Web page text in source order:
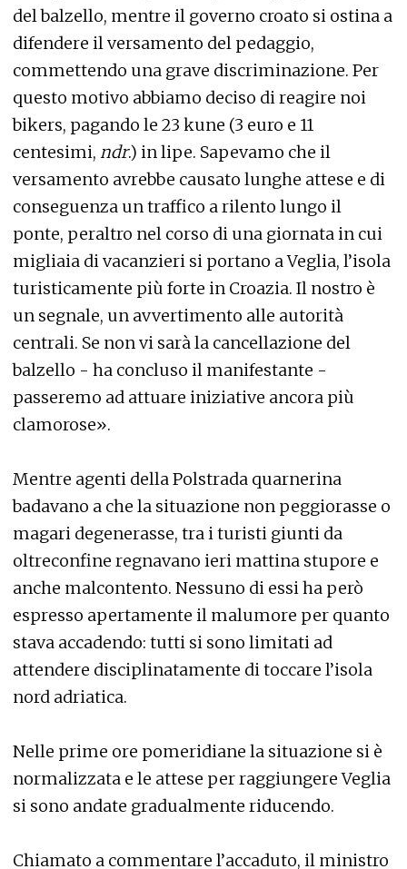
del balzello, mentre il governo croato si ostina a
difendere il versamento del pedaggio,
commettendo una grave discriminazione. Per
questo motivo abbiamo deciso di reagire noi
bikers, pagando le 23 kune (3 euro e 11
centesimi, ndr.) in lipe. Sapevamo che il
versamento avrebbe causato lunghe attese e di
conseguenza un traffico a rilento lungo il
ponte, peraltro nel corso di una giornata in cui
migliaia di vacanzieri si portano a Veglia, l’isola
turisticamente più forte in Croazia. Il nostro è
un segnale, un avvertimento alle autorità
centrali. Se non vi sarà la cancellazione del
balzello - ha concluso il manifestante -
passeremo ad attuare iniziative ancora più
clamorose».
Mentre agenti della Polstrada quarnerina
badavano a che la situazione non peggiorasse o
magari degenerasse, tra i turisti giunti da
oltreconfine regnavano ieri mattina stupore e
anche malcontento. Nessuno di essi ha però
espresso apertamente il malumore per quanto
stava accadendo: tutti si sono limitati ad
attendere disciplinatamente di toccare l’isola
nord adriatica.
Nelle prime ore pomeridiane la situazione si è
normalizzata e le attese per raggiungere Veglia
si sono andate gradualmente riducendo.
Chiamato a commentare l’accaduto, il ministro